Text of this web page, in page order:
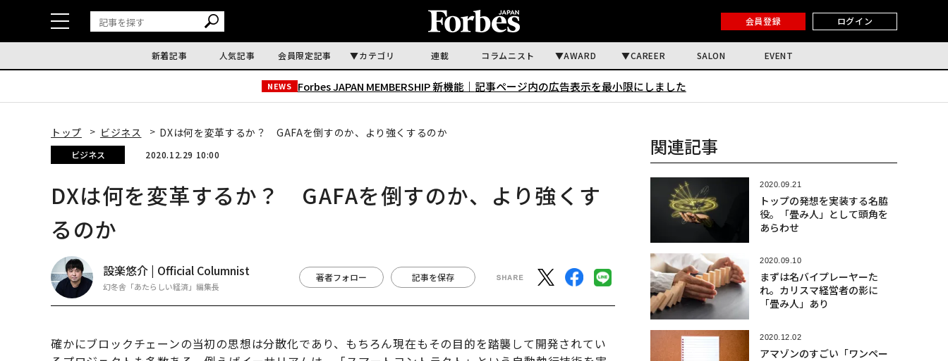
会員登録 ログイン
新着記事 人気記事 会員限定記事 カテゴリ 連載 コラムニスト AWARD CAREER SALON EVENT
NEWS Forbes JAPAN MEMBERSHIP 新機能｜ 記事ページ内の広告表示を最小限にしました
トップ ビジネス DXは何を変革するか？ GAFAを倒すのか、より強くするのか
ビジネス 2020.12.29 10:00
DXは何を変革するか？ GAFAを倒すのか、より強くす
るのか
設楽悠介 | Official Columnist
幻冬舎「あたらしい経済」編集長
著者フォロー 記事を保存
確かにブロックチェーンの当初の思想は分散化であり、もちろん現在もその目的を踏襲して開発されてい
関連記事
2020.09.21
トップの発想を実装する名脇
役。「畳み人」として頭角を
あらわせ
2020.09.10
まずは名バイプレーヤーた
れ。カリスマ経営者の影に
「畳み人」あり
2020.12.02
アマゾンのすごい「ワンペー